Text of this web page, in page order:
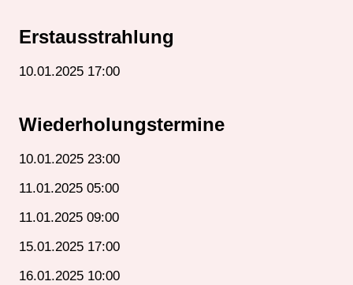
Erstausstrahlung
10.01.2025 17:00
Wiederholungstermine
10.01.2025 23:00
11.01.2025 05:00
11.01.2025 09:00
15.01.2025 17:00
16.01.2025 10:00